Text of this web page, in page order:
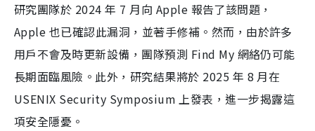
研究團隊於 2024 年 7 月向 Apple 報告了該問題，
Apple 也已確認此漏洞，並著手修補。然而，由於許多
用戶不會及時更新設備，團隊預測 Find My 網絡仍可能
長期面臨風險。此外，研究結果將於 2025 年 8 月在
USENIX Security Symposium 上發表，進一步揭露這
項安全隱憂。